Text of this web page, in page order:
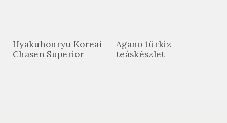
Hyakuhonryu Koreai
Chasen Superior
Agano türkiz
teáskészlet